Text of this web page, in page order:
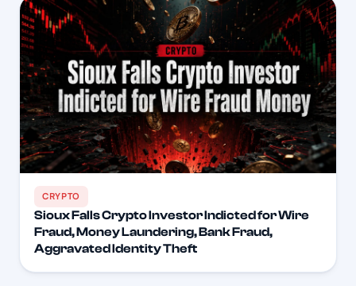
CRYPTO
Sioux Falls Crypto Investor Indicted for Wire
Fraud, Money Laundering, Bank Fraud,
Aggravated Identity Theft